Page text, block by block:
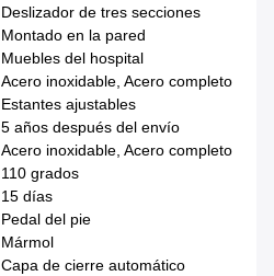
Deslizador de tres secciones
Montado en la pared
Muebles del hospital
Acero inoxidable, Acero completo
Estantes ajustables
5 años después del envío
Acero inoxidable, Acero completo
110 grados
15 días
Pedal del pie
Mármol
Capa de cierre automático